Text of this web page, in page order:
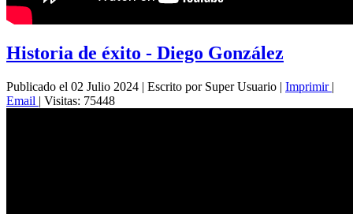
Historia de éxito - Diego González
Publicado el 02 Julio 2024 | Escrito por Super Usuario | Imprimir |
Email | Visitas: 75448